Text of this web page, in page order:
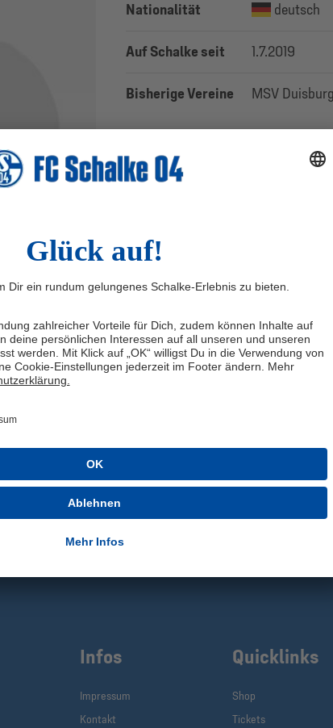
Nationalität deutsch
Auf Schalke seit 1.7.2019
Bisherige Vereine MSV
Infos
Impressum
Kontakt
Quicklinks
Shop
Tickets